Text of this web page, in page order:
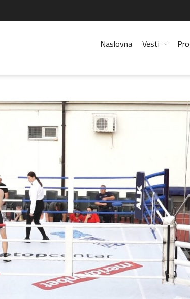
Naslovna Vesti